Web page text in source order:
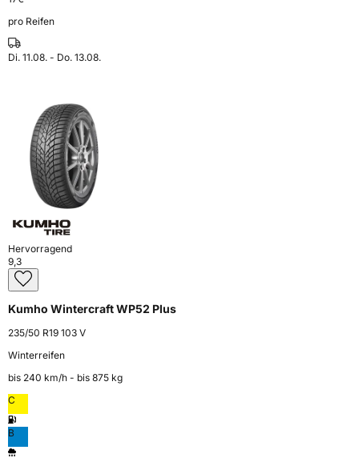
pro Reifen
Di. 11.08. - Do. 13.08.
Hervorragend
9,3
Kumho Wintercraft WP52 Plus
235/50 R19 103 V
Winterreifen
bis 240 km⁠/⁠h - bis 875 kg
C
B